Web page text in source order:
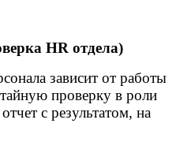
HR отдела)
зависит от работы
проверку в роли
с результатом, на